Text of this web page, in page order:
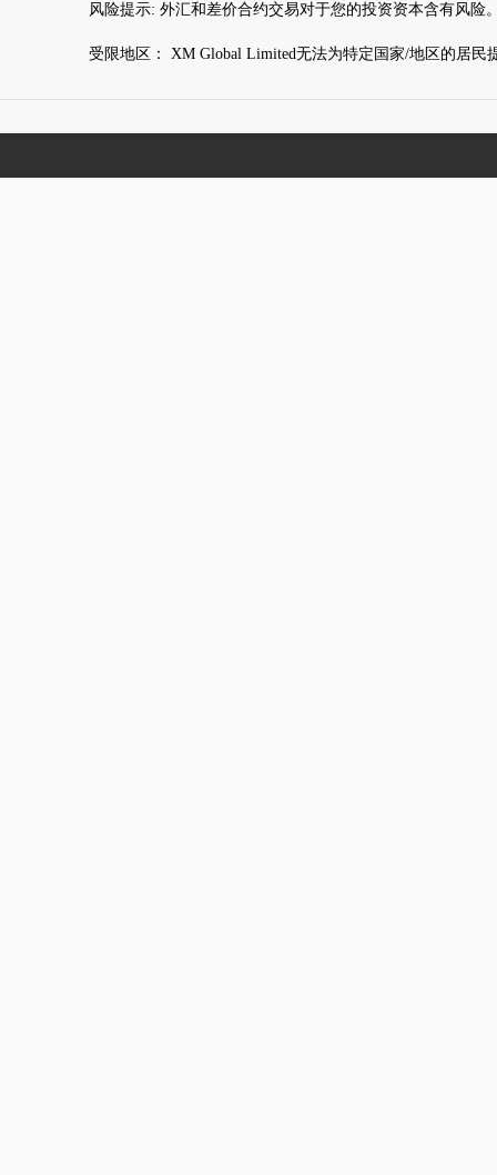
风险提示: 外汇和差价合约交易对于您的投资资本含有风险
受限地区： XM Global Limited无法为特定国家/地区的居